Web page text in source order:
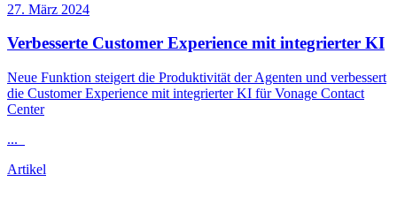
27. März 2024
Verbesserte Customer Experience mit integrierter KI
Neue Funktion steigert die Produktivität der Agenten und verbessert
die Customer Experience mit integrierter KI für Vonage Contact
Center
...
Artikel